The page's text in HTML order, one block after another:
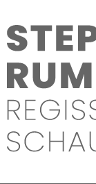
Inhalt
springen